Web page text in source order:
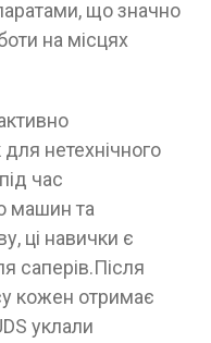
що значно
на місцях
нетехнічного
час
машин та
ці навички є
саперів.Після
кожен отримає
уклали